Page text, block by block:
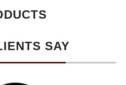
SAY